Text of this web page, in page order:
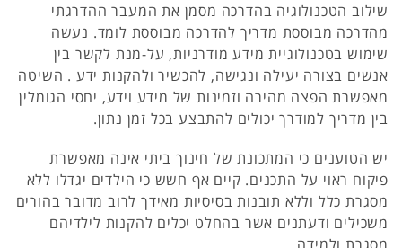
שילוב הטכנולוגיה בהדרכה מסמן את המעבר ההדרגתי
מהדרכה מבוססת מדריך להדרכה מבוססת לומד. נעשה
שימוש בטכנולוגיית מידע מודרניות, על-מנת לקשר בין
אנשים בצורה יעילה ונגישה, להכשיר ולהקנות ידע . השיטה
מאפשרת הפצה מהירה וזמינות של מידע וידע, יחסי הגומלין
בין מדריך למודרך יכולים להתבצע בכל זמן נתון.
יש הטוענים כי המתכונת של חינוך ביתי אינה מאפשרת
פיקוח ראוי על התכנים. קיים אף חשש כי הילדים יגדלו ללא
מסגרת כלל וללא תובנות בסיסיות מאידך לרוב מדובר בהורים
משכילים ודעתנים אשר בהחלט יכלים להקנות לילדיהם